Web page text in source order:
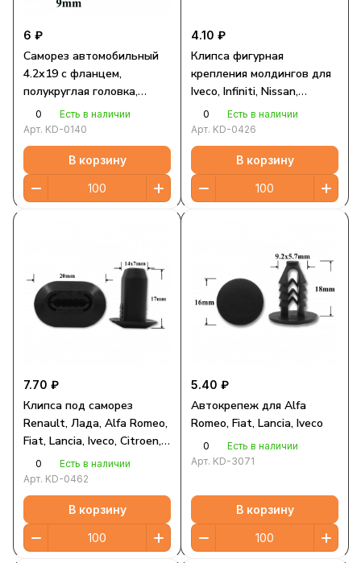
6 ₽
Саморез автомобильный
4.2х19 с фланцем,
полукруглая головка,
черный, Torx
0
Есть в наличии
Арт. KD-0140
В корзину
4.10 ₽
Клипса фигурная
крепления молдингов для
Iveco, Infiniti, Nissan,
Renault, GM, Chrysler
эконом
0
Есть в наличии
Арт. KD-0426
В корзину
7.70 ₽
Клипса под саморез
Renault, Лада, Alfa Romeo,
Fiat, Lancia, Iveco, Citroen,
Peugeot
0
Есть в наличии
Арт. KD-0462
В корзину
5.40 ₽
Автокрепеж для Alfa
Romeo, Fiat, Lancia, Iveco
0
Есть в наличии
Арт. KD-3071
В корзину